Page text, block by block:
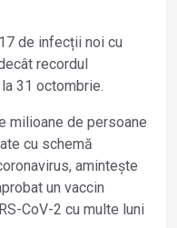
de infecții noi cu
recordul
31 octombrie.
milioane de persoane
cu schemă
amintește
un vaccin
CoV-2 cu multe luni